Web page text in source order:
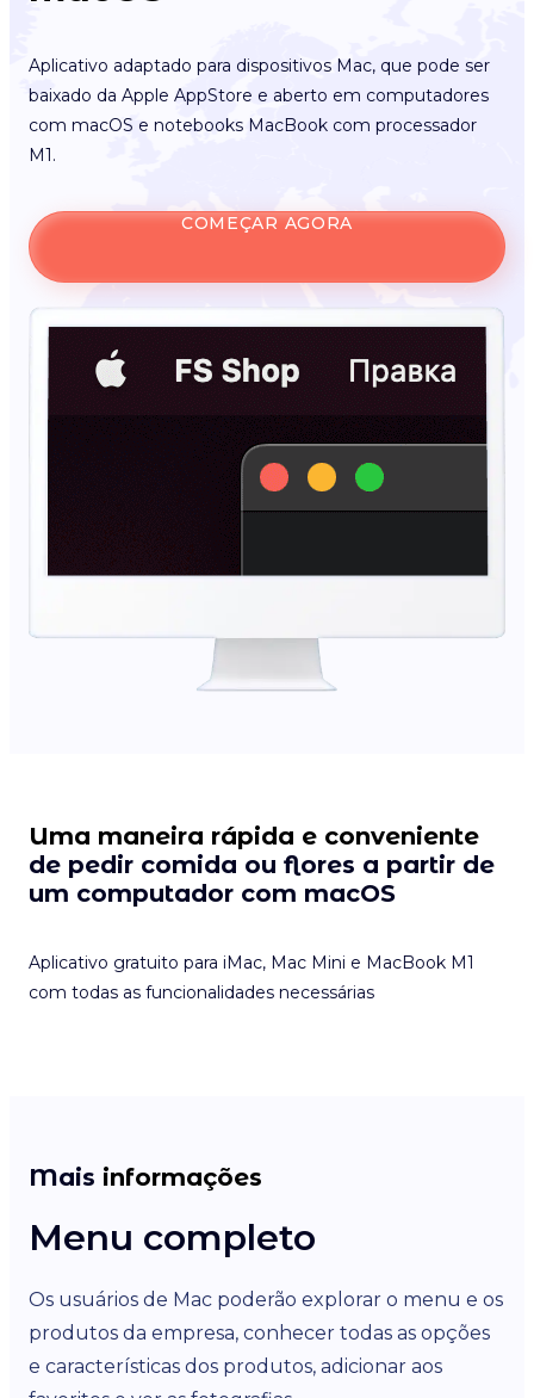
Aplicativo adaptado para dispositivos Mac, que pode ser
baixado da Apple AppStore e aberto em computadores
com macOS e notebooks MacBook com processador
M1.
COMEÇAR AGORA
Uma maneira rápida e conveniente
de pedir comida ou flores a partir de
um computador com macOS
Aplicativo gratuito para iMac, Mac Mini e MacBook M1
com todas as funcionalidades necessárias
Mais informações
Menu completo
Os usuários de Mac poderão explorar o menu e os
produtos da empresa, conhecer todas as opções
e características dos produtos, adicionar aos